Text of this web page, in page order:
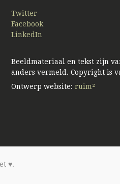
Twitter
Facebook
LinkedIn
Beeldmateriaal en tekst zijn
anders vermeld. Copyright is
Ontwerp website: ruim²
♥.